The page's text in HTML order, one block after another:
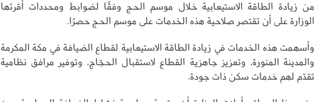
من زيادة الطاقة الاستيعابية خلال موسم الحج وفقًا لضوابط ومحددات أقرتها
الوزارة على أن تقتصر صلاحية هذه الخدمات على موسم الحج حصرًا.
وأسهمت هذه الخدمات في زيادة الطاقة الاستيعابية لقطاع الضيافة في مكة المكرمة
والمدينة المنورة، وتعزيز جاهزية القطاع لاستقبال الحجّاج، وتوفير مرافق نظامية
تقدّم لهم خدمات سكن ذات جودة.